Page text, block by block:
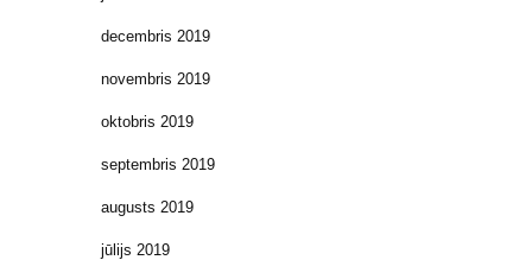
decembris 2019
novembris 2019
oktobris 2019
septembris 2019
augusts 2019
jūlijs 2019